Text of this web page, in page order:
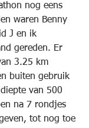
nog eens
waren Benny
J en ik
gereden. Er
3.25 km
buiten gebruik
van 500
na 7 rondjes
tot nog toe